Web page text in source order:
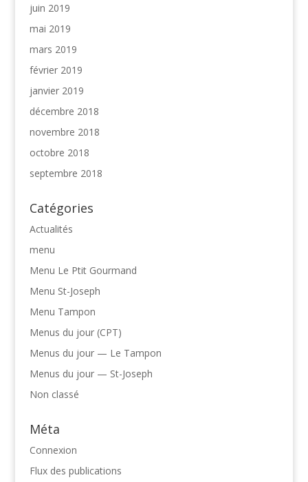
juin 2019
mai 2019
mars 2019
février 2019
janvier 2019
décembre 2018
novembre 2018
octobre 2018
septembre 2018
Catégories
Actualités
menu
Menu Le Ptit Gourmand
Menu St-Joseph
Menu Tampon
Menus du jour (CPT)
Menus du jour — Le Tampon
Menus du jour — St-Joseph
Non classé
Méta
Connexion
Flux des publications